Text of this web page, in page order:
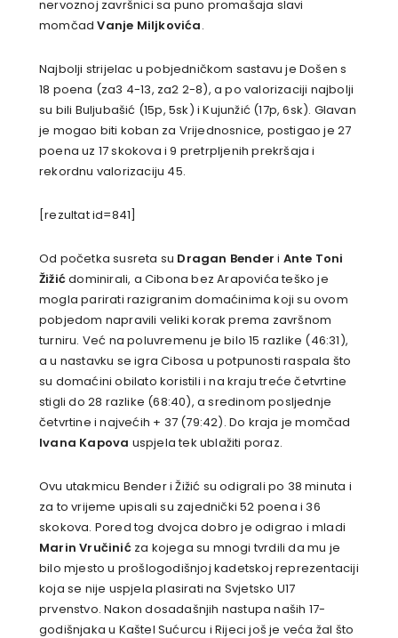
nervoznoj završnici sa puno promašaja slavi
momčadVanje Miljkovića.
Najbolji strijelac u pobjedničkom sastavu je Došen s
18 poena (za3 4-13, za2 2-8), a po valorizaciji najbolji
su bili Buljubašić (15p, 5sk) i Kujunžić (17p, 6sk). Glavan
je mogao biti koban za Vrijednosnice, postigao je 27
poena uz 17 skokova i 9 pretrpljenih prekršaja i
rekordnu valorizaciju 45.
[rezultat id=841]
Od početka susreta su Dragan Bender i Ante Toni
Žižićdominirali, a Cibona bez Arapovića teško je
mogla parirati razigranim domaćinima koji su ovom
pobjedom napravili veliki korak prema završnom
turniru. Već na poluvremenu je bilo 15 razlike (46:31),
a u nastavku se igra Cibosa u potpunosti raspala što
su domaćini obilato koristili i na kraju treće četvrtine
stigli do 28 razlike (68:40), a sredinom posljednje
četvrtine i najvećih + 37 (79:42). Do kraja je momčad
Ivana Kapova uspjela tek ublažiti poraz.
Ovu utakmicu Bender i Žižić su odigrali po 38 minuta i
za to vrijeme upisali su zajednički 52 poena i 36
skokova. Pored tog dvojca dobro je odigrao i mladi
Marin Vručinićza kojega su mnogi tvrdili da mu je
bilo mjesto u prošlogodišnjoj kadetskoj reprezentaciji
koja se nije uspjela plasirati na Svjetsko U17
prvenstvo. Nakon dosadašnjih nastupa naših 17-
godišnjaka u Kaštel Sućurcu i Rijeci još je veća žal što